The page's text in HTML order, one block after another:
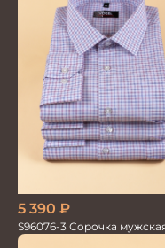
5 390 ₽
S96076-3 Сорочка